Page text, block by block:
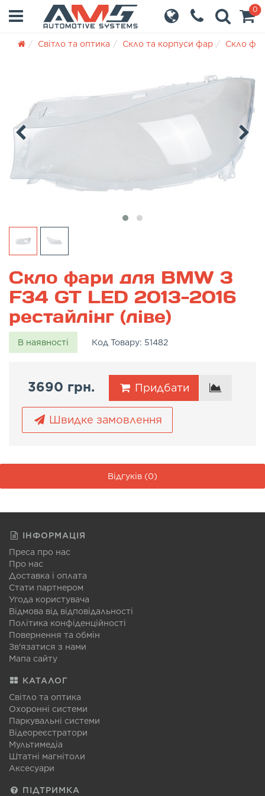
0
Світло та оптика Скло та корпуси фар Скло
Скло фари для BMW 3
F34 GT LED 2013-2016
рестайлінг (ліве)
В наявності Код Товару: 51482
3690 грн. Придбати
Швидке замовлення
Відгуків (0)
ІНФОРМАЦІЯ
Преса про нас
Про нас
Доставка і оплата
Стати партнером
Угода користувача
Відмова від відповідальності
Політика конфіденційності
Повернення та обмін
Зв'язатися з нами
Мапа сайту
КАТАЛОГ
Світло та оптика
Охоронні системи
Паркувальні системи
Відеореєстратори
Мультимедіа
Штатні магнітоли
Аксесуари
ПІДТРИМКА